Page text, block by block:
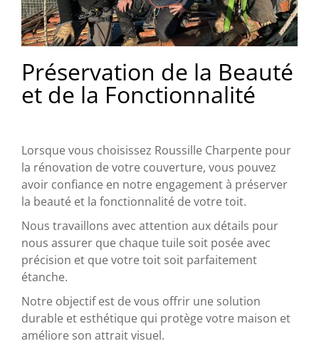
Préservation de la Beauté
et de la Fonctionnalité
Lorsque vous choisissez Roussille Charpente pour
la rénovation de votre couverture, vous pouvez
avoir confiance en notre engagement à préserver
la beauté et la fonctionnalité de votre toit.
Nous travaillons avec attention aux détails pour
nous assurer que chaque tuile soit posée avec
précision et que votre toit soit parfaitement
étanche.
Notre objectif est de vous offrir une solution
durable et esthétique qui protège votre maison et
améliore son attrait visuel.